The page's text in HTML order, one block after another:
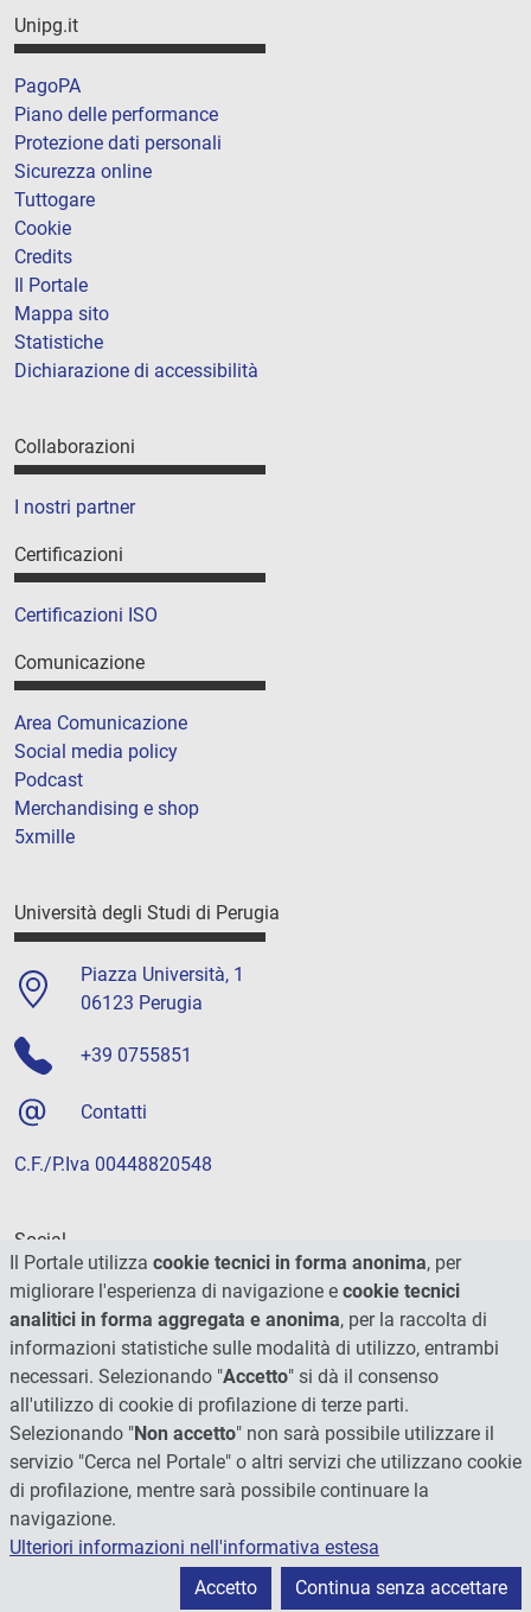
Unipg.it
PagoPA
Piano delle performance
Protezione dati personali
Sicurezza online
Tuttogare
Cookie
Credits
Il Portale
Mappa sito
Statistiche
Dichiarazione di accessibilità
Collaborazioni
I nostri partner
Certificazioni
Certificazioni ISO
Comunicazione
Area Comunicazione
Social media policy
Podcast
Merchandising e shop
5xmille
Università degli Studi di Perugia
Piazza Università, 1
06123 Perugia
+39 0755851
Contatti
C.F./P.Iva 00448820548
Social
© 2026 - Università degli Studi di Perugia
Il Portale utilizza cookie tecnici in forma anonima, per
migliorare l'esperienza di navigazione e cookie tecnici
analitici in forma aggregata e anonima, per la raccolta di
informazioni statistiche sulle modalità di utilizzo, entrambi
necessari. Selezionando "Accetto" si dà il consenso
all'utilizzo di cookie di profilazione di terze parti.
Selezionando "Non accetto" non sarà possibile utilizzare il
servizio "Cerca nel Portale" o altri servizi che utilizzano cookie
di profilazione, mentre sarà possibile continuare la
navigazione.
Ulteriori informazioni nell'informativa estesa
Accetto
Continua senza accettare